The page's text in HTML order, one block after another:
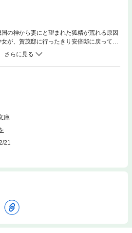
の神から妻にと望まれた狐精が荒れる原因
が、賀茂邸に行ったきり安倍邸に戻ってく
分が戻れば「災禍の兆しあり」と追い返さ
手をやいていた。そんな折、安倍保名の異
。聞けば、彼の長女に取り憑いた物の怪を
。【目次】Farewell Shine/とらのおんが
庫
21